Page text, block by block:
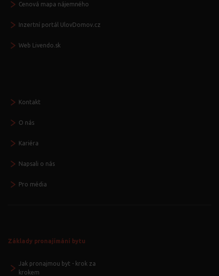
Cenová mapa nájemného
Inzertní portál UlovDomov.cz
Web Livendo.sk
Kontakt
O nás
Kariéra
Napsali o nás
Pro média
Základy pronajímání bytu
Jak pronajmou byt - krok za
krokem